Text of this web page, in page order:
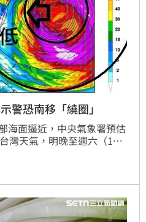
警恐南移「繞圈」
海面逼近，中央氣象署預估
灣天氣，明晚至週六（11
威外圍環流相當龐大，若
背風面的宜蘭、部分花蓮地
眼牆侵襲，風險值得特別留